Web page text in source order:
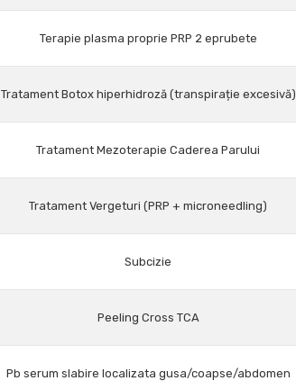
Terapie plasma proprie PRP 2 eprubete
Tratament Botox hiperhidroză (transpirație excesivă)
Tratament Mezoterapie Caderea Parului
Tratament Vergeturi (PRP + microneedling)
Subcizie
Peeling Cross TCA
Pb serum slabire localizata gusa/coapse/abdomen